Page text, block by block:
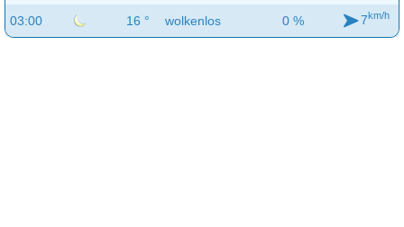
03:00 16 ° wolkenlos 0 % 7km/h